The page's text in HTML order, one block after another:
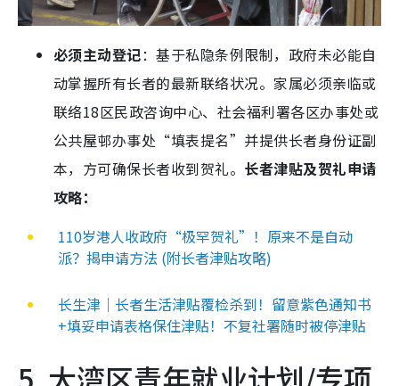
必须主动登记：基于私隐条例限制，政府未必能自
动掌握所有长者的最新联络状况。家属必须亲临或
联络18区民政咨询中心、社会福利署各区办事处或
公共屋邨办事处“填表提名”并提供长者身份证副
本，方可确保长者收到贺礼。 长者津贴及贺礼申请
攻略：
110岁港人收政府“极罕贺礼”！原来不是自动
派？揭申请方法 (附长者津贴攻略)
长生津｜长者生活津贴覆检杀到！留意紫色通知书
+填妥申请表格保住津贴！不复社署随时被停津贴